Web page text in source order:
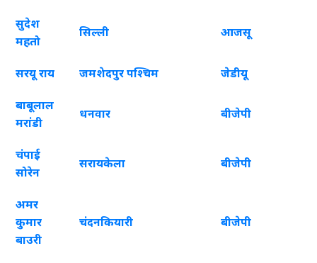
सुदेश
महतो
सिल्ली आजसू
सरयू राय जमशेदपुर पश्चिम जेडीयू
बाबूलाल
मरांडी
धनवार बीजेपी
चंपाई
सोरेन
सरायकेला बीजेपी
अमर
कुमार
बाउरी
चंदनकियारी बीजेपी